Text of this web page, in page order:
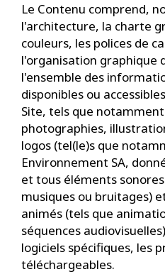
Le Contenu comprend,
l'architecture, la charte
couleurs, les polices de
l'organisation graphique
l'ensemble des
disponibles ou
Site, tels que
photographies,
logos (tel(le)s que
Environnement SA,
et tous éléments
musiques ou bruitages)
animés (tels que
séquences
logiciels spécifiques, les
téléchargeables.